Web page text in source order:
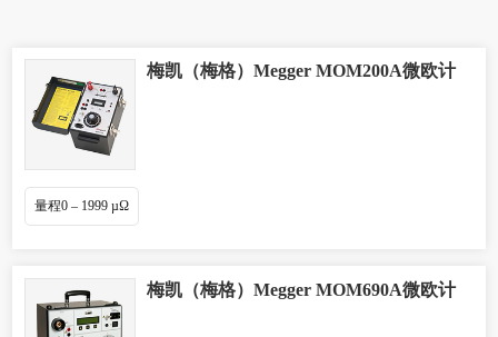
梅凯（梅格）Megger MOM200A微欧计
量程0 – 1999 µΩ
梅凯（梅格）Megger MOM690A微欧计